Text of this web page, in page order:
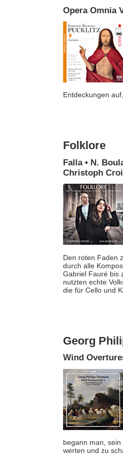
Opera Omnia
Entdeckungen
Folklore
Falla • N.
Christoph
Den roten Faden
durch alle
Gabriel Fauré bis
nutzten echte
die für Cello und
Georg
Wind
begann man,
werten und zu